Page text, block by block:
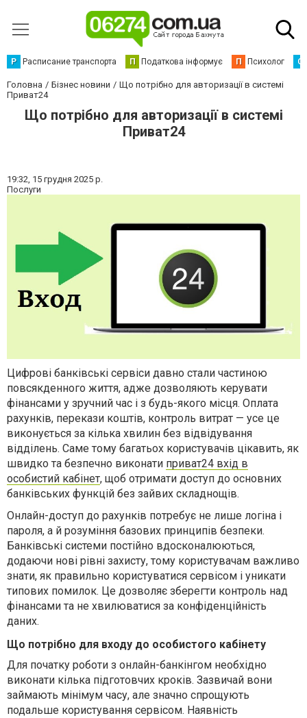
Р Расписание транспорта П Податкова інформує П Психолог С
Головна Бізнес новини
Що потрібно для авторизації в системі
Приват24
Що потрібно для авторизації в системі
Приват24
19:32, 15 грудня 2025 р.
Послуги
Цифрові банківські сервіси давно стали частиною
повсякденного життя, адже дозволяють керувати
фінансами у зручний час і з будь-якого місця. Оплата
рахунків, перекази коштів, контроль витрат — усе це
виконується за кілька хвилин без відвідування
відділень. Саме тому багатьох користувачів цікавить, як
швидко та безпечно виконати приват24 вхід в
особистий кабінет, щоб отримати доступ до основних
банківських функцій без зайвих складнощів.
Онлайн-доступ до рахунків потребує не лише логіна і
пароля, а й розуміння базових принципів безпеки.
Банківські системи постійно вдосконалюються,
додаючи нові рівні захисту, тому користувачам важливо
знати, як правильно користуватися сервісом і уникати
типових помилок. Це дозволяє зберегти контроль над
фінансами та не хвилюватися за конфіденційність
даних.
Що потрібно для входу до особистого кабінету
Для початку роботи з онлайн-банкінгом необхідно
виконати кілька підготовчих кроків. Зазвичай вони
займають мінімум часу, але значно спрощують
подальше користування сервісом. Наявність